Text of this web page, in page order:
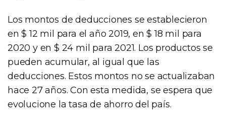
Los montos de deducciones se establecieron
en $ 12 mil para el año 2019, en $ 18 mil para
2020 y en $ 24 mil para 2021. Los productos se
pueden acumular, al igual que las
deducciones. Estos montos no se actualizaban
hace 27 años. Con esta medida, se espera que
evolucione la tasa de ahorro del país.